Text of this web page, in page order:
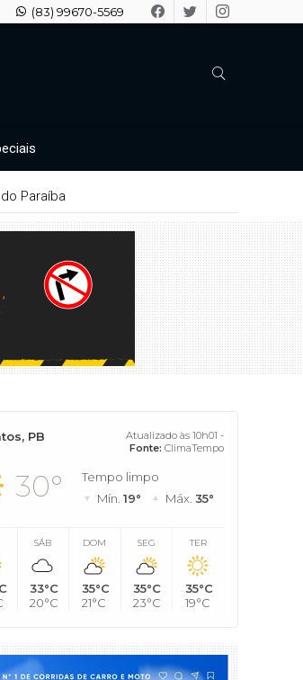
(83) 99670-5569
Patos
PB
Atualizado às 10h01 -
Fonte: ClimaTempo
30°
Tempo limpo
Mín. 19° Máx. 35°
SÁB
33°C
20°C
DOM
35°C
21°C
SEG
35°C
23°C
TER
35°C
19°C